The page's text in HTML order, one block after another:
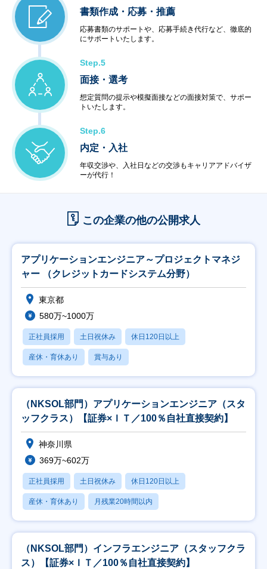
書類作成・応募・推薦
応募書類のサポートや、応募手続き代行など、徹底的
にサポートいたします。
Step.5
面接・選考
想定質問の提示や模擬面接などの面接対策で、サポー
トいたします。
Step.6
内定・入社
年収交渉や、入社日などの交渉もキャリアアドバイザ
ーが代行！
この企業の他の公開求人
アプリケーションエンジニア～プロジェクトマネジ
ャー （クレジットカードシステム分野）
東京都
580万~1000万
正社員採用 土日祝休み 休日120日以上
産休・育休あり 賞与あり
（NKSOL部門）アプリケーションエンジニア（スタ
ッフクラス）【証券×ＩＴ／100％自社直接契約】
神奈川県
369万~602万
正社員採用 土日祝休み 休日120日以上
産休・育休あり 月残業20時間以内
（NKSOL部門）インフラエンジニア（スタッフクラ
ス）【証券×ＩＴ／100％自社直接契約】